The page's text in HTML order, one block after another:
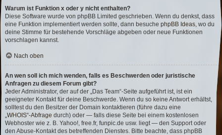
Warum ist Funktion x oder y nicht enthalten?
Diese Software wurde von phpBB Limited geschrieben. Wenn du denkst, dass
eine Funktion implementiert werden sollte, dann besuche phpBB Ideas, wo du
deine Stimme für bestehende Vorschläge abgeben oder neue Funktionen
vorschlagen kannst.
Nach oben
An wen soll ich mich wenden, falls es Beschwerden oder juristische
Anfragen zu diesem Forum gibt?
Jeder Administrator, der auf der „Das Team“-Seite aufgeführt ist, ist ein
geeigneter Kontakt für deine Beschwerde. Wenn du so keine Antwort erhältst,
solltest du den Besitzer der Domain kontaktieren (führe dazu eine
„WHOIS“-Abfrage durch) oder — falls diese Seite bei einem kostenlosen
Webhoster wie z. B. Yahoo!, free.fr, funpic.de usw. liegt — den Support oder
den Abuse-Kontakt des betreffenden Dienstes. Bitte beachte, dass phpBB